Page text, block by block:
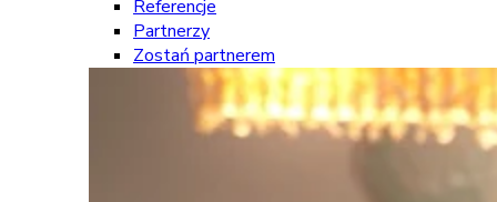
Referencje
Partnerzy
Zostań partnerem